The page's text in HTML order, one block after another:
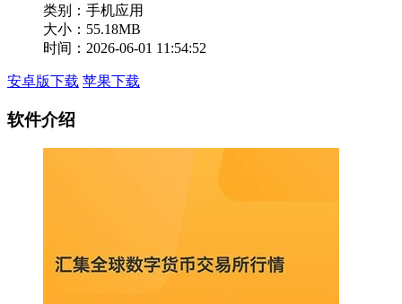
类别：手机应用
大小：55.18MB
时间：2026-06-01 11:54:52
安卓版下载 苹果下载
软件介绍